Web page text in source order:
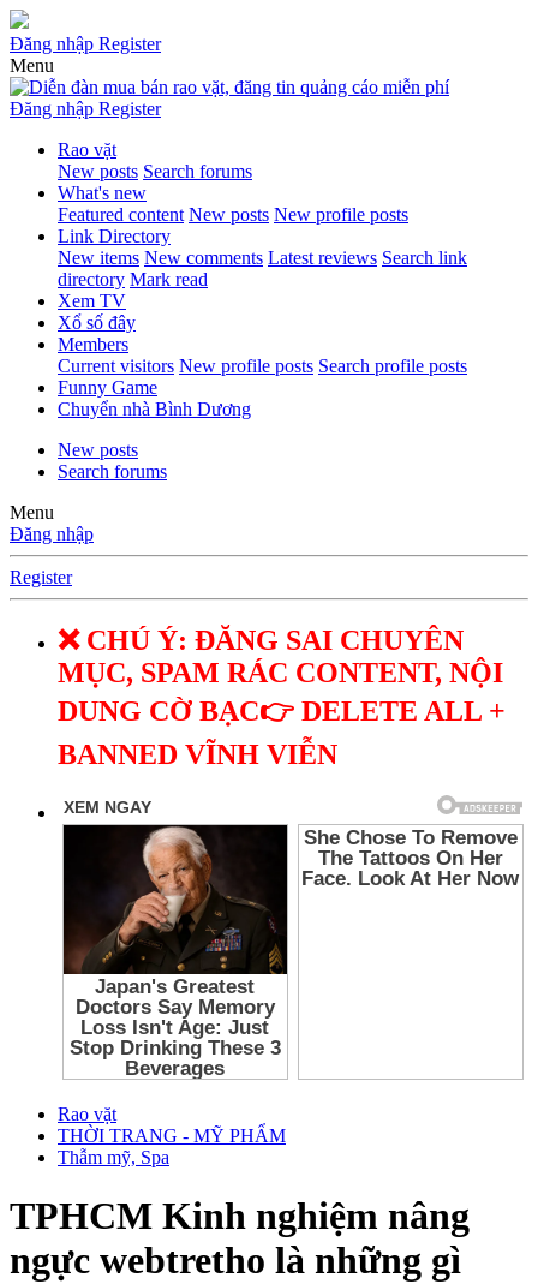
Đăng nhập Register
Menu
Đăng nhập Register
Rao vặt
New posts Search forums
What's new
Featured content New posts New profile posts
Link Directory
New items New comments Latest reviews Search link
directory Mark read
Xem TV
Xổ số đây
Members
Current visitors New profile posts Search profile posts
Funny Game
Chuyển nhà Bình Dương
New posts
Search forums
Menu
Đăng nhập
Register
❌ CHÚ Ý: ĐĂNG SAI CHUYÊN
MỤC, SPAM RÁC CONTENT, NỘI
DUNG CỜ BẠC👉 DELETE ALL +
BANNED VĨNH VIỄN
Rao vặt
THỜI TRANG - MỸ PHẨM
Thẫm mỹ, Spa
TPHCM Kinh nghiệm nâng
ngực webtretho là những gì